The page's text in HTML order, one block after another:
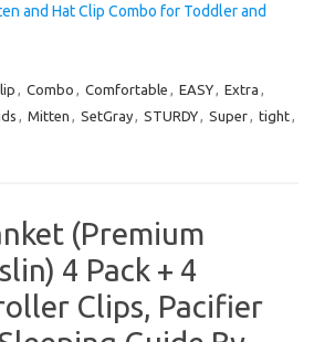
and Hat Clip Combo for Toddler and
, Combo , Comfortable , EASY, Extra ,
, Mitten , SetGray, STURDY, Super, tight,
(Premium
4 Pack + 4
Clips, Pacifier